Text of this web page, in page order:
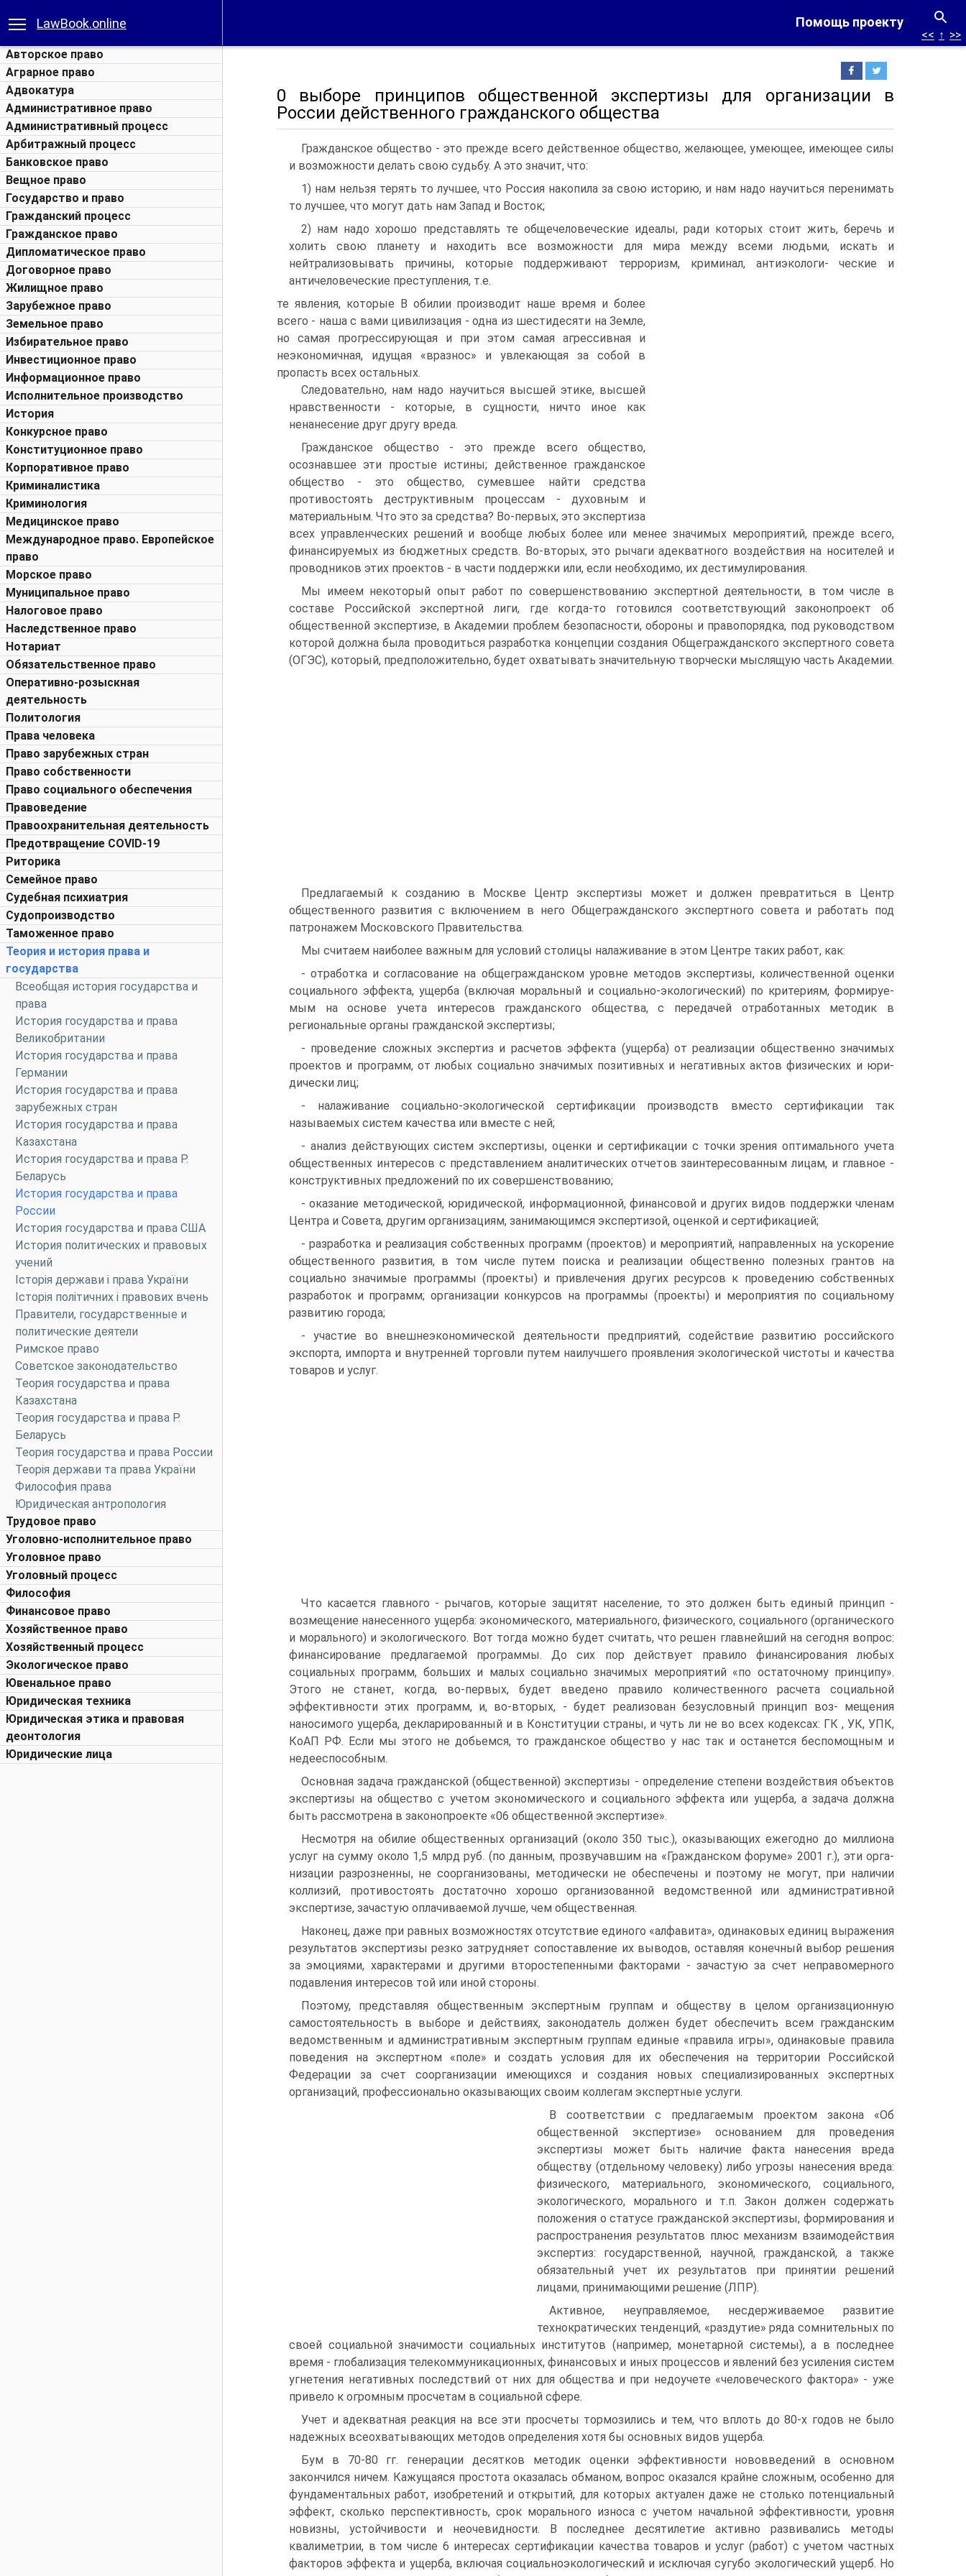
Помощь проекту
LawBook.online
Авторское право
Аграрное право
Адвокатура
Административное право
Административный процесс
Арбитражный процесс
Банковское право
Вещное право
Государство и право
Гражданский процесс
Гражданское право
Дипломатическое право
Договорное право
Жилищное право
Зарубежное право
Земельное право
Избирательное право
Инвестиционное право
Информационное право
Исполнительное производство
История
Конкурсное право
Конституционное право
Корпоративное право
Криминалистика
Криминология
Медицинское право
Международное право. Европейское
право
Морское право
Муниципальное право
Налоговое право
Наследственное право
Нотариат
Обязательственное право
Оперативно-розыскная
деятельность
Политология
Права человека
Право зарубежных стран
Право собственности
Право социального обеспечения
Правоведение
Правоохранительная деятельность
Предотвращение COVID-19
Риторика
Семейное право
Судебная психиатрия
Судопроизводство
Таможенное право
Теория и история права и
государства
Всеобщая история государства и
права
История государства и права
Великобритании
История государства и права
Германии
История государства и права
зарубежных стран
История государства и права
Казахстана
История государства и права Р.
Беларусь
История государства и права
России
История государства и права США
История политических и правовых
учений
Історія держави і права України
Історія політичних і правових вчень
Правители, государственные и
политические деятели
Римское право
Советское законодательство
Теория государства и права
Казахстана
Теория государства и права Р.
Беларусь
Теория государства и права России
Теорія держави та права України
Философия права
Юридическая антропология
Трудовое право
Уголовно-исполнительное право
Уголовное право
Уголовный процесс
Философия
Финансовое право
Хозяйственное право
Хозяйственный процесс
Экологическое право
Ювенальное право
Юридическая техника
Юридическая этика и правовая
деонтология
Юридические лица
<< ↑ >>
0 выборе принципов общественной экспертизы для организации в
России действенного гражданского общества
Гражданское общество - это прежде всего действенное общество, желающее, умеющее, имеющее силы
и возможности делать свою судь­бу. A это значит, что:
1) нам нельзя терять то лучшее, что Россия накопила за свою исто­рию, и нам надо научиться перенимать
то лучшее, что могут дать нам Запад и Восток;
2) нам надо хорошо представлять те общечеловеческие идеалы, ради которых стоит жить, беречь и
холить свою планету и находить все воз­можности для мира между всеми людьми, искать и
нейтрализовывать причины, которые поддерживают терроризм, криминал, антиэкологи- ческие и
античеловеческие преступления, т.е.
те явления, которые B обилии производит наше время и более
всего - наша с вами цивилиза­ция - одна из шестидесяти на Земле,
но самая прогрессирующая и при этом самая агрессивная и
неэкономичная, идущая «вразнос» и увлека­ющая за собой в
пропасть всех остальных.
Следовательно, нам надо научиться высшей этике, высшей
нравствен­ности - которые, в сущности, ничто иное как
ненанесение друг другу вреда.
Гражданское общество - это прежде всего общество,
осознавшее эти простые истины; действенное гражданское
общество - это общество, сумевшее найти средства
противостоять деструктивным процессам - духовным и
материальным. Что это за средства? Во-первых, это экс­пертиза
всех управленческих решений и вообще любых более или ме­нее значимых мероприятий, прежде всего,
финансируемых из бюджет­ных средств. Во-вторых, это рычаги адекватного воздействия на носителей и
проводников этих проектов - в части поддержки или, если необходимо, их дестимулирования.
Мы имеем некоторый опыт работ по совершенствованию экспертной деятельности, в том числе в
составе Российской экспертной лиги, где когда-то готовился соответствующий законопроект об
общественной экспертизе, в Академии проблем безопасности, обороны и правопоряд­ка, под руководством
которой должна была проводиться разработка концепции создания Общегражданского экспертного совета
(ОГЭС), ко­торый, предположительно, будет охватывать значительную творчески мыслящую часть Академии.
Предлагаемый к созданию в Москве Центр экспертизы может и дол­жен превратиться в Центр
общественного развития с включением в не­го Общегражданского экспертного совета и работать под
патронажем Московского Правительства.
Мы считаем наиболее важным для условий столицы налаживание в этом Центре таких работ, как:
- отработка и согласование на общегражданском уровне методов экс­пертизы, количественной оценки
социального эффекта, ущерба (вклю­чая моральный и социально-экологический) по критериям, формируе­
мым на основе учета интересов гражданского общества, с передачей отработанных методик в
региональные органы гражданской экспертизы;
- проведение сложных экспертиз и расчетов эффекта (ущерба) от реализации общественно значимых
проектов и программ, от любых со­циально значимых позитивных и негативных актов физических и юри­
дически лиц;
- налаживание социально-экологической сертификации произ­водств вместо сертификации так
называемых систем качества или вме­сте с ней;
- анализ действующих систем экспертизы, оценки и сертификации с точки зрения оптимального учета
общественных интересов с пред­ставлением аналитических отчетов заинтересованным лицам, и главное -
конструктивных предложений по их совершенствованию;
- оказание методической, юридической, информационной, финансо­вой и других видов поддержки членам
Центра и Совета, другим органи­зациям, занимающимся экспертизой, оценкой и сертификацией;
- разработка и реализация собственных программ (проектов) и меро­приятий, направленных на ускорение
общественного развития, в том чис­ле путем поиска и реализации общественно полезных грантов на
социаль­но значимые программы (проекты) и привлечения других ресурсов к проведению собственных
разработок и программ; организации конкурсов на программы (проекты) и мероприятия по социальному
развитию города;
- участие во внешнеэкономической деятельности предприятий, со­действие развитию российского
экспорта, импорта и внутренней тор­говли путем наилучшего проявления экологической чистоты и качества
товаров и услуг.
Что касается главного - рычагов, которые защитят население, то это должен быть единый принцип -
возмещение нанесенного ущерба: эко­номического, материального, физического, социального (органического
и морального) и экологического. Вот тогда можно будет считать, что решен главнейший на сегодня вопрос:
финансирование предлагаемой програм­мы. До сих пор действует правило финансирования любых
социальных программ, больших и малых социально значимых мероприятий «по оста­точному принципу».
Этого не станет, когда, во-первых, будет введено правило количественного расчета социальной
эффективности этих программ, и, во-вторых, - будет реализован безусловный принцип воз- мещения
наносимого ущерба, декларированный и в Конституции стра­ны, и чуть ли не во всех кодексах: ГК , УК, УПК,
КоАП РФ. Если мы это­го не добьемся, то гражданское общество у нас так и останется беспомощным и
недееспособным.
Основная задача гражданской (общественной) экспертизы - опре­деление степени воздействия объектов
экспертизы на общество с уче­том экономического и социального эффекта или ущерба, а задача должна
быть рассмотрена в законопроекте «06 общественной экспер­тизе».
Несмотря на обилие общественных организаций (около 350 тыс.), оказывающих ежегодно до миллиона
услуг на сумму около 1,5 млрд руб. (по данным, прозвучавшим на «Гражданском форуме» 2001 г.), эти орга­
низации разрозненны, не соорганизованы, методически не обеспечены и поэтому не могут, при наличии
коллизий, противостоять достаточно хо­рошо организованной ведомственной или административной
эксперти­зе, зачастую оплачиваемой лучше, чем общественная.
Наконец, даже при равных возможностях отсутствие единого «ал­фавита», одинаковых единиц выражения
результатов экспертизы резко затрудняет сопоставление их выводов, оставляя конечный выбор реше­ния
за эмоциями, характерами и другими второстепенными факторами - зачастую за счет неправомерного
подавления интересов той или иной стороны.
Поэтому, представляя общественным экспертным группам и обще­ству в целом организационную
самостоятельность в выборе и действи­ях, законодатель должен будет обеспечить всем гражданским
ведомст­венным и административным экспертным группам единые «правила игры», одинаковые правила
поведения на экспертном «поле» и создать условия для их обеспечения на территории Российской
Федерации за счет соорганизации имеющихся и создания новых специализированных экспертных
организаций, профессионально оказывающих своим колле­гам экспертные услуги.
B соответствии с предлагаемым проектом закона «Об
общественной экспертизе» основанием для проведения
экспертизы может быть наличие факта нанесения вреда
обществу (отдельному человеку) либо угрозы на­несения вреда:
физического, материального, экономического, социально­го,
экологического, морального и т.п. Закон должен содержать
положения о статусе гражданской экспертизы, формирования и
распространения ре­зультатов плюс механизм взаимодействия
экспертиз: государственной, научной, гражданской, а также
обязательный учет их результатов при принятии решений
лицами, принимающими решение (ЛПР).
Активное, неуправляемое, несдерживаемое развитие
технократиче­ских тенденций, «раздутие» ряда сомнительных по
своей социальной значимости социальных институтов (например, монетарной системы), а в последнее
время - глобализация телекоммуникационных, финансо­вых и иных процессов и явлений без усиления систем
угнетения нега­тивных последствий от них для общества и при недоучете «человеческо­го фактора» - уже
привело к огромным просчетам в социальной сфере.
Учет и адекватная реакция на все эти просчеты тормозились и тем, что вплоть до 80-х годов не было
надежных всеохватывающих методов определения хотя бы основных видов ущерба.
Бум в 70-80 гг. генерации десятков методик оценки эффективнос­ти нововведений в основном
закончился ничем. Кажущаяся простота оказалась обманом, вопрос оказался крайне сложным, особенно для
фундаментальных работ, изобретений и открытий, для которых актуален даже не столько потенциальный
эффект, сколько перспек­тивность, срок морального износа с учетом начальной эффективно­сти, уровня
новизны, устойчивости и неочевидности. B последнее де­сятилетие активно развивались методы
квалиметрии, в том числе 6 интересах сертификации качества товаров и услуг (работ) с уче­том частных
факторов эффекта и ущерба, включая социально­экологический и исключая сугубо экологический ущерб. Ho